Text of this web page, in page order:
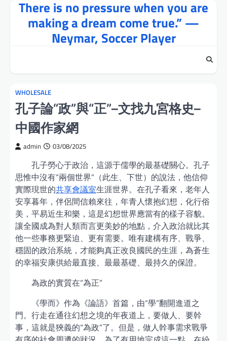
There is no pressure when you are
making a dream come true.” —
Neymar, Soccer Player
WHOLESALE
孔子論“政”與“正”–文找九宮格史–
中國作家網
admin 03/08/2025
孔子勞心于政治，這源于儒學的最基礎關心。孔子
思惟中沒有“兩個世界”（此生、下世）的說法，他信仰
實際現世的共享會議室生涯世界。在孔子看來，老年人
安享暮年，伴侶間信賴來往，年青人懷抱幻想，化行俗
美，平易近生和樂，這是幻想世界應當有的樣子容貌。
讓全國成為對人類而言更美妙的地點，介入政治就比其
他一些事務更緊迫、更有需要。唯有建構有序、戰爭、
穩固的政治系統，才能夠真正改良國民的生涯，為蒼生
的幸福安康供給最直接、最最基礎、最持久的保證。
為政的實質在“為正”
《學而》作為《論語》首篇，由“學”翻開進道之
門。行走在通往幻想之境的年夜道上，要做人、要幹
事，這就是狹義的“為政”了。但是，做人幹事需求戰爭